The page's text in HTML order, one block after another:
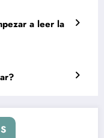
a leer la